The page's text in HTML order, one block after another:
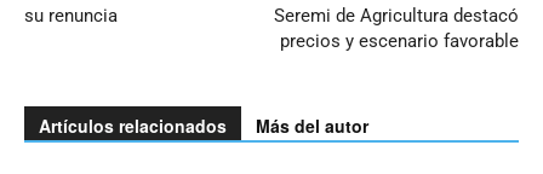
su renuncia
Seremi de Agricultura destacó
precios y escenario favorable
Artículos relacionados Más del autor